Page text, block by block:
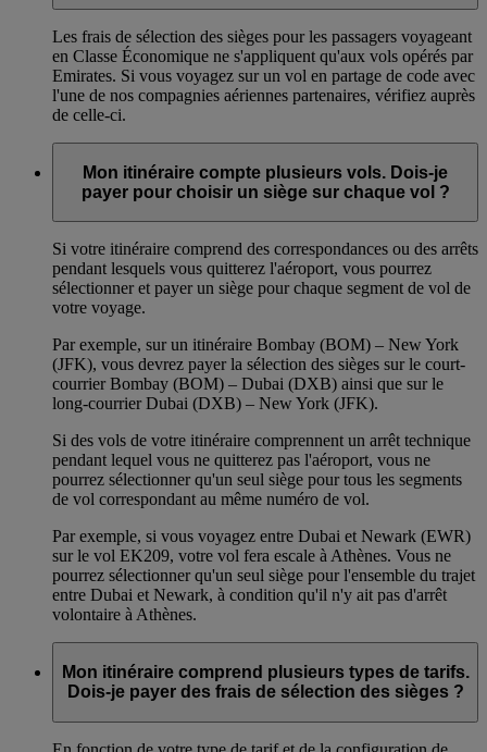
Les frais de sélection des sièges pour les passagers voyageant
en Classe Économique ne s'appliquent qu'aux vols opérés par
Emirates. Si vous voyagez sur un vol en partage de code avec
l'une de nos compagnies aériennes partenaires, vérifiez auprès
de celle-ci.
Mon itinéraire compte plusieurs vols. Dois-je
payer pour choisir un siège sur chaque vol ?
Si votre itinéraire comprend des correspondances ou des arrêts
pendant lesquels vous quitterez l'aéroport, vous pourrez
sélectionner et payer un siège pour chaque segment de vol de
votre voyage.
Par exemple, sur un itinéraire Bombay (BOM) – New York
(JFK), vous devrez payer la sélection des sièges sur le court-
courrier Bombay (BOM) – Dubai (DXB) ainsi que sur le
long-courrier Dubai (DXB) – New York (JFK).
Si des vols de votre itinéraire comprennent un arrêt technique
pendant lequel vous ne quitterez pas l'aéroport, vous ne
pourrez sélectionner qu'un seul siège pour tous les segments
de vol correspondant au même numéro de vol.
Par exemple, si vous voyagez entre Dubai et Newark (EWR)
sur le vol EK209, votre vol fera escale à Athènes. Vous ne
pourrez sélectionner qu'un seul siège pour l'ensemble du trajet
entre Dubai et Newark, à condition qu'il n'y ait pas d'arrêt
volontaire à Athènes.
Mon itinéraire comprend plusieurs types de tarifs.
Dois-je payer des frais de sélection des sièges ?